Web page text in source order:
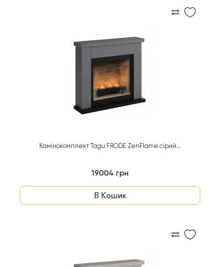
Камінокомплект Tagu FRODE ZenFlame сірий...
19004 грн
В Кошик